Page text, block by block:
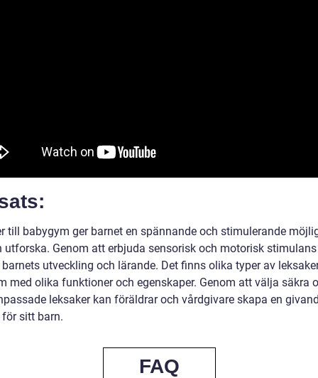
till babygym ger barnet en spännande och stimulerande
utforska. Genom att erbjuda sensorisk och motorisk stimulans
utveckling och lärande. Det finns olika typer av
med olika funktioner och egenskaper. Genom att välja säkra
leksaker kan föräldrar och vårdgivare skapa en
sitt barn.
FAQ